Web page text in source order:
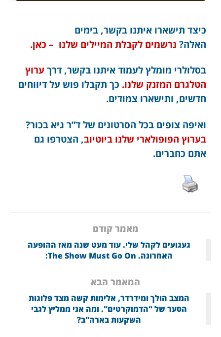
כיצד תישארו איתנו בקשר, בימים
האלה? נרשמים לקבלת המיילים שלנו – כאן.
בסלולרי מומלץ לעמוד איתנו בקשר, דרך ערוץ
הטלגרם המזנק שלנו. כך תקבלו פוש על דיווחים
חדשים, ותישארו צמודים.
ואיפה צופים בכל הסרטונים של ד”ר גיא בכור?
בערוץ הפופולארי שלנו ביוטיוב, הצטרפו גם
אתם כחברים.
מאמר קודם
געגועים לקהל שלי. עוד מעט שנה מאז ההופעה
האחרונה. The Show Must Go On:
המאמר הבא
המצב הולך ומידרדר, אלימות קשה מצד פלוגות
הסער של "הדמוקרטים". ומה אני ממליץ לגבי
השקעות בארה"ב?